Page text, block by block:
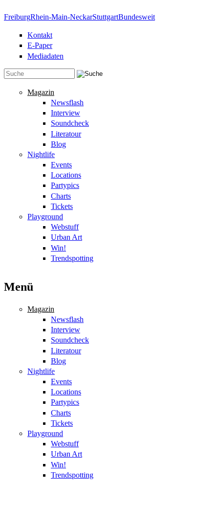
FreiburgRhein-Main-NeckarStuttgartBundesweit
Kontakt
E-Paper
Mediadaten
Magazin
Newsflash
Interview
Soundcheck
Literatour
Blog
Nightlife
Events
Locations
Partypics
Charts
Tickets
Playground
Webstuff
Urban Art
Win!
Trendspotting
Menü
Magazin
Newsflash
Interview
Soundcheck
Literatour
Blog
Nightlife
Events
Locations
Partypics
Charts
Tickets
Playground
Webstuff
Urban Art
Win!
Trendspotting